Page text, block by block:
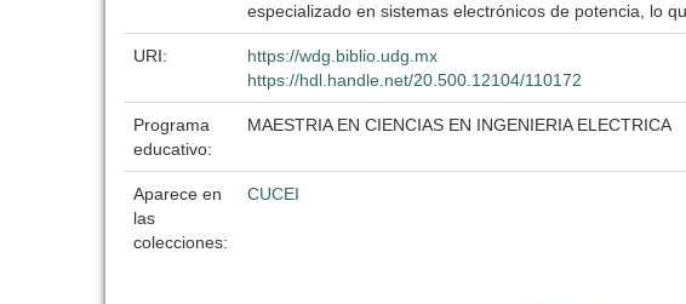
especializado en sistemas electrónicos de potencia, lo
URI:
https://wdg.biblio.udg.mx
https://hdl.handle.net/20.500.12104/110172
Programa
educativo:
MAESTRIA EN CIENCIAS EN INGENIERIA ELECTRICA
Aparece en
las
colecciones:
CUCEI